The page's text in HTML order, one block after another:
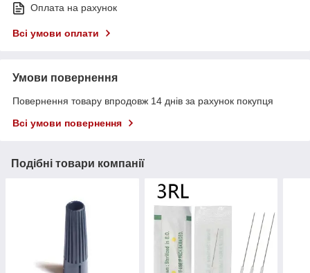
Оплата на рахунок
Всі умови оплати
Умови повернення
Повернення товару впродовж 14 днів за рахунок покупця
Всі умови повернення
Подібні товари компанії